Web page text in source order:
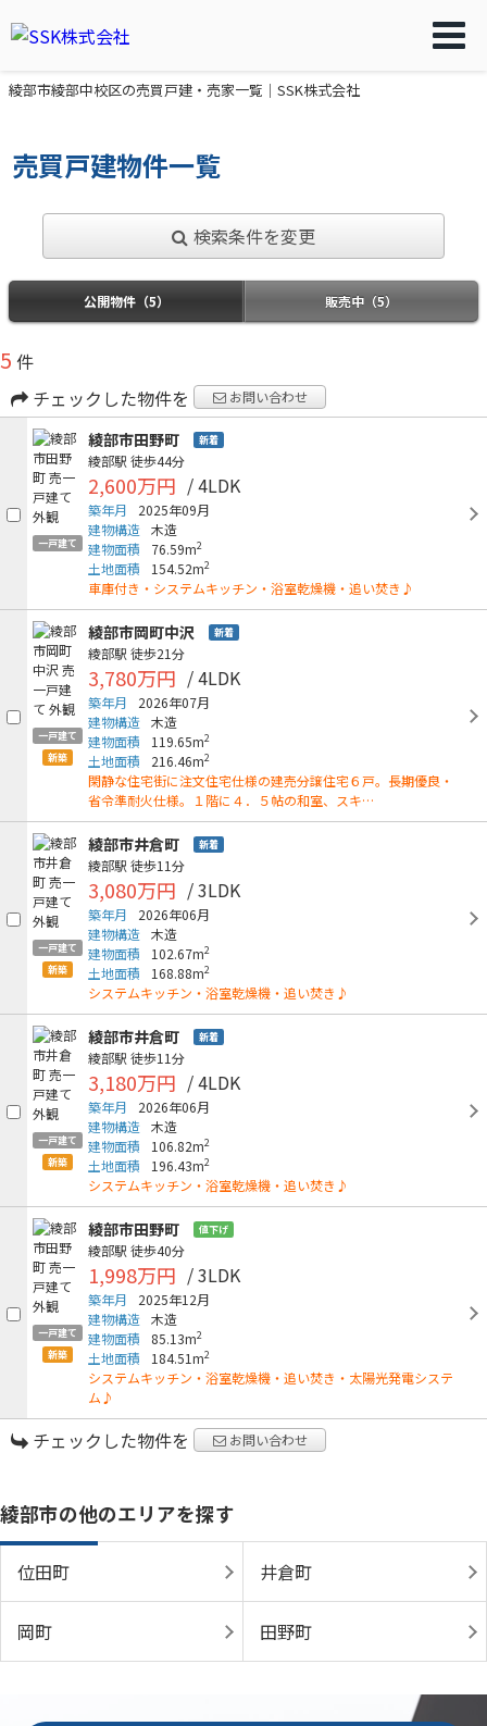
綾部市綾部中校区の売買戸建・売家一覧｜SSK株式会社
売買戸建物件一覧
検索条件を変更
公開物件（5） 販売中（5）
5 件
チェックした物件を
お問い合わせ
一戸建て
綾部市田野町 新着
綾部駅 徒歩44分
2,600万円 / 4LDK
築年月
2025年09月
建物構造 木造
建物面積
76.59m2
土地面積 154.52m2
車庫付き・システムキッチン・浴室乾燥機・追い焚き♪
一戸建て
新築
綾部市岡町中沢 新着
綾部駅 徒歩21分
3,780万円 / 4LDK
築年月
2026年07月
建物構造 木造
建物面積
119.65m2
土地面積 216.46m2
閑静な住宅街に注文住宅仕様の建売分譲住宅６戸。長期優良・
省令準耐火仕様。１階に４．５帖の和室、スキ…
一戸建て
新築
綾部市井倉町 新着
綾部駅 徒歩11分
3,080万円 / 3LDK
築年月
2026年06月
建物構造 木造
建物面積
102.67m2
土地面積 168.88m2
システムキッチン・浴室乾燥機・追い焚き♪
一戸建て
新築
綾部市井倉町 新着
綾部駅 徒歩11分
3,180万円 / 4LDK
築年月
2026年06月
建物構造 木造
建物面積
106.82m2
土地面積 196.43m2
システムキッチン・浴室乾燥機・追い焚き♪
一戸建て
新築
綾部市田野町 値下げ
綾部駅 徒歩40分
1,998万円 / 3LDK
築年月
2025年12月
建物構造 木造
建物面積
85.13m2
土地面積 184.51m2
システムキッチン・浴室乾燥機・追い焚き・太陽光発電システ
ム♪
チェックした物件を お問い合わせ
綾部市の他のエリアを探す
位田町 井倉町
岡町 田野町